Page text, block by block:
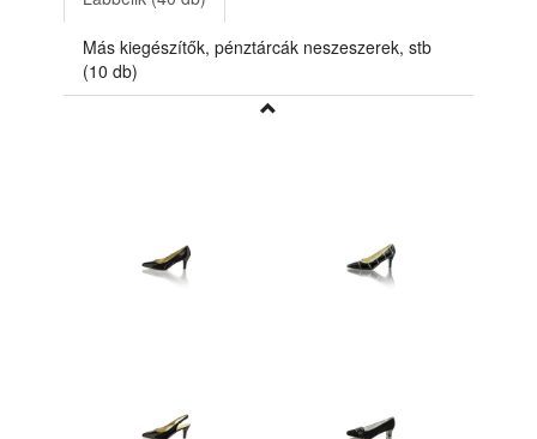
Más kiegészítők, pénztárcák neszeszerek, stb
(10 db)